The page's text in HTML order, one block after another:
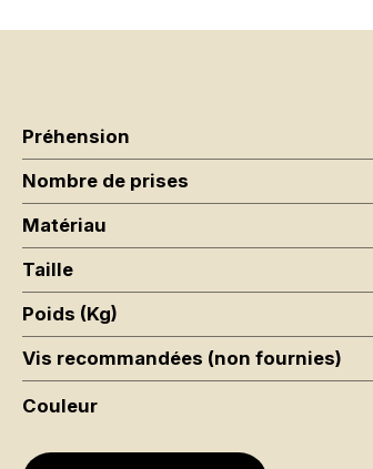
Préhension
Nombre de prises
Matériau
Taille
Poids (Kg)
Vis recommandées (non fournies)
Couleur